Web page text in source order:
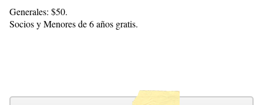
Generales: $50.
Socios y Menores de 6 años gratis.